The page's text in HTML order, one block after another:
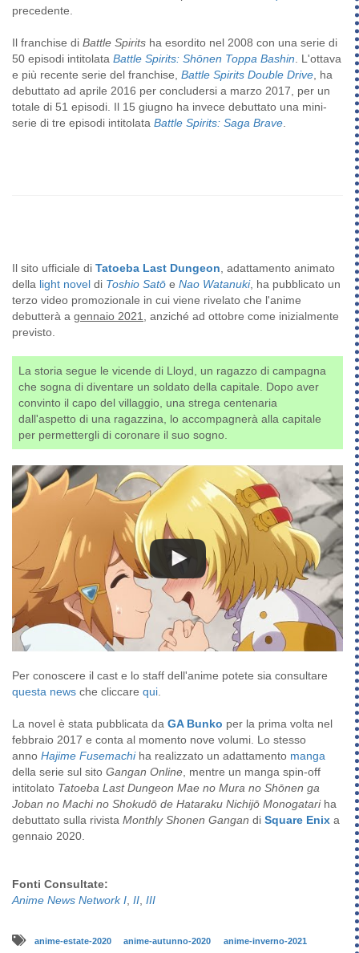
precedente.
Il franchise di Battle Spirits ha esordito nel 2008 con una serie di
50 episodi intitolata Battle Spirits: Shōnen Toppa Bashin . L'ottava
e più recente serie del franchise, Battle Spirits Double Drive , ha
debuttato ad aprile 2016 per concludersi a marzo 2017, per un
totale di 51 episodi. Il 15 giugno ha invece debuttato una mini-
serie di tre episodi intitolata Battle Spirits: Saga Brave
Il sito ufficiale di Tatoeba Last Dungeon , adattamento animato
della light novel di Toshio Satō e Nao Watanuki, ha pubblicato un
terzo video promozionale in cui viene rivelato che l'anime
debutterà a gennaio 2021
, anziché ad ottobre come inizialmente
previsto.
La storia segue le vicende di Lloyd, un ragazzo di campagna
che sogna di diventare un soldato della capitale. Dopo aver
convinto il capo del villaggio, una strega centenaria
dall'aspetto di una ragazzina, lo accompagnerà alla capitale
per permettergli di coronare il suo sogno.
Per conoscere il cast e lo staff dell'anime potete sia consultare
questa news che cliccare qui.
La novel è stata pubblicata da GA Bunko per la prima volta nel
febbraio 2017 e conta al momento nove volumi. Lo stesso
anno Hajime Fusemachiha realizzato un adattamento manga
della serie sul sito Gangan Online, mentre un manga spin-off
intitolato Tatoeba Last Dungeon Mae no Mura no Shōnen ga
Joban no Machi no Shokudō de Hataraku Nichijō Monogatariha
debuttato sulla rivista Monthly Shonen Gangan di Square Enix a
gennaio 2020.
Fonti Consultate:
Anime News Network I, II, III
anime-estate-2020 anime-autunno-2020 anime-inverno-2021